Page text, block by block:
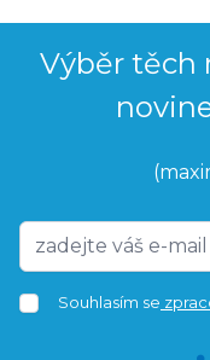
Výběr těch
Souhlasím se